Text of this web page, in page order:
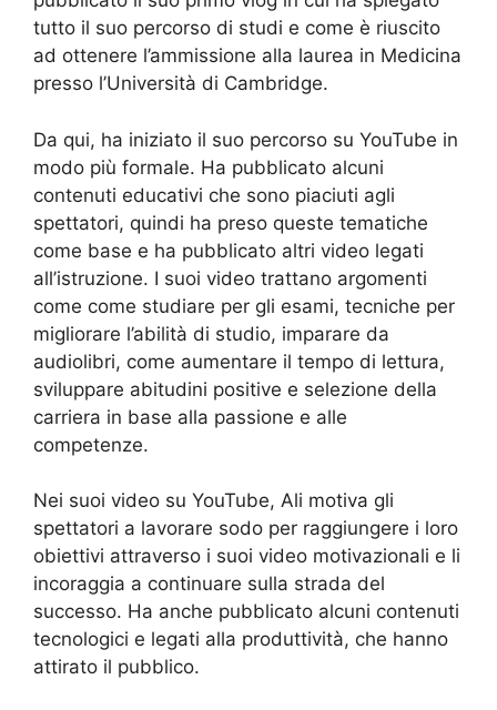
tutto il suo percorso di studi e come è riuscito
ad ottenere l’ammissione alla laurea in Medicina
presso l’Università di Cambridge.
Da qui, ha iniziato il suo percorso su YouTube in
modo più formale. Ha pubblicato alcuni
contenuti educativi che sono piaciuti agli
spettatori, quindi ha preso queste tematiche
come base e ha pubblicato altri video legati
all’istruzione. I suoi video trattano argomenti
come come studiare per gli esami, tecniche per
migliorare l’abilità di studio, imparare da
audiolibri, come aumentare il tempo di lettura,
sviluppare abitudini positive e selezione della
carriera in base alla passione e alle
competenze.
Nei suoi video su YouTube, Ali motiva gli
spettatori a lavorare sodo per raggiungere i loro
obiettivi attraverso i suoi video motivazionali e li
incoraggia a continuare sulla strada del
successo. Ha anche pubblicato alcuni contenuti
tecnologici e legati alla produttività, che hanno
attirato il pubblico.